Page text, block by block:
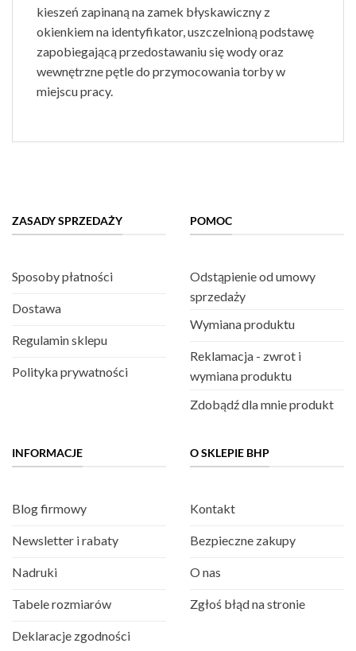
kieszeń zapinaną na zamek błyskawiczny z
okienkiem na identyfikator, uszczelnioną podstawę
zapobiegającą przedostawaniu się wody oraz
wewnętrzne pętle do przymocowania torby w
miejscu pracy.
ZASADY SPRZEDAŻY
Sposoby płatności
Dostawa
Regulamin sklepu
Polityka prywatności
POMOC
Odstąpienie od umowy
sprzedaży
Wymiana produktu
Reklamacja - zwrot i
wymiana produktu
Zdobądź dla mnie produkt
INFORMACJE
Blog firmowy
Newsletter i rabaty
Nadruki
Tabele rozmiarów
Deklaracje zgodności
O SKLEPIE BHP
Kontakt
Bezpieczne zakupy
O nas
Zgłoś błąd na stronie